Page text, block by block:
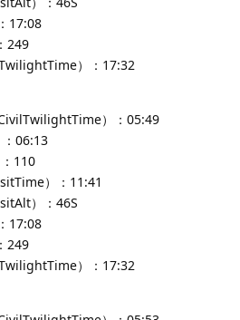
17:08
249
）：17:32
）：05:49
06:13
110
）：11:41
）：46S
17:08
249
）：17:32